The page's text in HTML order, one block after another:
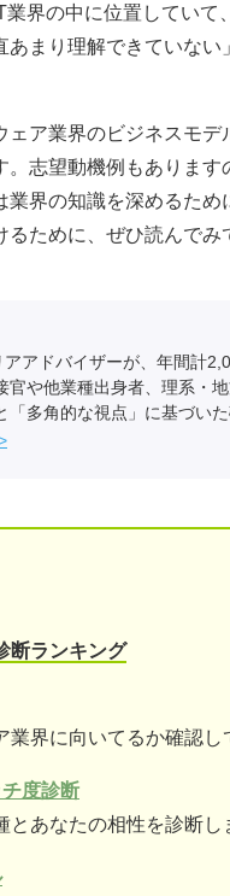
業界の中に位置してい
あまり理解できていな
ェア業界のビジネスモ
。志望動機例もありま
業界の知識を深めるた
ために、ぜひ読んでみ
アドバイザーが、年間計
官や他業種出身者、理系・
「多角的な視点」に基づい
断ランキング
業界に向いてるか確認し
度診断
とあなたの相性を診断し